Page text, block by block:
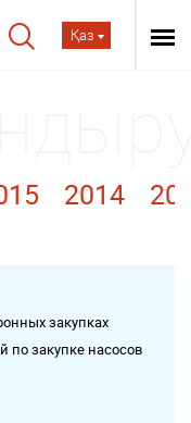
Қаз
2014
закупках
закупке насосов